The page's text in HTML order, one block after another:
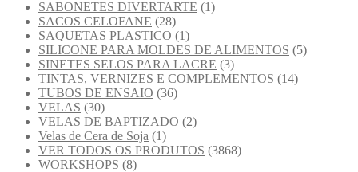
SABONETES DIVERTARTE (1)
SACOS CELOFANE (28)
SAQUETAS PLASTICO (1)
SILICONE PARA MOLDES DE ALIMENTOS (5)
SINETES SELOS PARA LACRE (3)
TINTAS, VERNIZES E COMPLEMENTOS (14)
TUBOS DE ENSAIO (36)
VELAS (30)
VELAS DE BAPTIZADO (2)
Velas de Cera de Soja (1)
VER TODOS OS PRODUTOS (3868)
WORKSHOPS (8)